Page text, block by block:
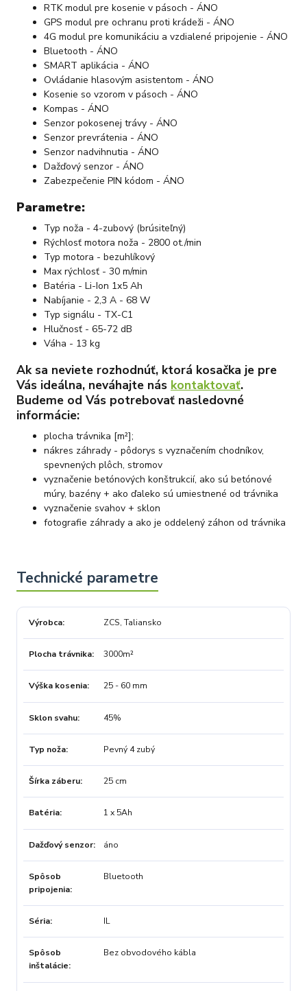
RTK modul pre kosenie v pásoch - ÁNO
GPS modul pre ochranu proti krádeži - ÁNO
4G modul pre komunikáciu a vzdialené pripojenie - ÁNO
Bluetooth - ÁNO
SMART aplikácia - ÁNO
Ovládanie hlasovým asistentom - ÁNO
Kosenie so vzorom v pásoch - ÁNO
Kompas - ÁNO
Senzor pokosenej trávy - ÁNO
Senzor prevrátenia - ÁNO
Senzor nadvihnutia - ÁNO
Dažďový senzor - ÁNO
Zabezpečenie PIN kódom - ÁNO
Parametre:
Typ noža - 4-zubový (brúsiteľný)
Rýchlosť motora noža - 2800 ot./min
Typ motora - bezuhlíkový
Max rýchlosť - 30 m/min
Batéria - Li-Ion 1x5 Ah
Nabíjanie - 2,3 A - 68 W
Typ signálu - TX-C1
Hlučnosť - 65-72 dB
Váha - 13 kg
Ak sa neviete rozhodnúť, ktorá kosačka je pre
Vás ideálna, neváhajte nás kontaktovať.
Budeme od Vás potrebovať nasledovné
informácie:
plocha trávnika [m²];
nákres záhrady - pôdorys s vyznačením chodníkov,
spevnených plôch, stromov
vyznačenie betónových konštrukcií, ako sú betónové
múry, bazény + ako ďaleko sú umiestnené od trávnika
vyznačenie svahov + sklon
fotografie záhrady a ako je oddelený záhon od trávnika
Výrobca ZCS, Taliansko
Plocha trávnika 3000m²
Výška kosenia 25 - 60 mm
Sklon svahu 45%
Typ noža Pevný 4 zubý
Šírka záberu 25 cm
Batéria 1 x 5Ah
Dažďový senzor áno
Spôsob
pripojenia
Bluetooth
Séria IL
Spôsob
inštalácie
Bez obvodového kábla